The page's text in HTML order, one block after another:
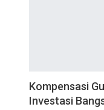
Kompensasi
Investasi